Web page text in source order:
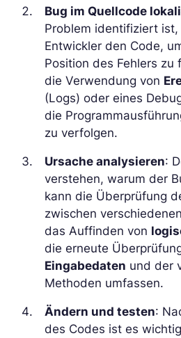
Bug im Quellcode
Problem identifiziert
Entwickler den Code,
Position des Fehlers zu
die Verwendung von
(Logs) oder eines
die
zu verfolgen.
Ursache analysieren:
verstehen, warum der
kann die Überprüfung
zwischen
das Auffinden von
die erneute
Eingabedaten und der
Methoden umfassen.
Ändern und testen:
des Codes ist es